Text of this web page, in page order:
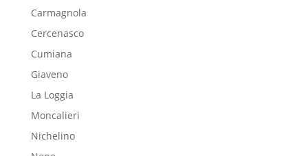
Carmagnola
Cercenasco
Cumiana
Giaveno
La Loggia
Moncalieri
Nichelino